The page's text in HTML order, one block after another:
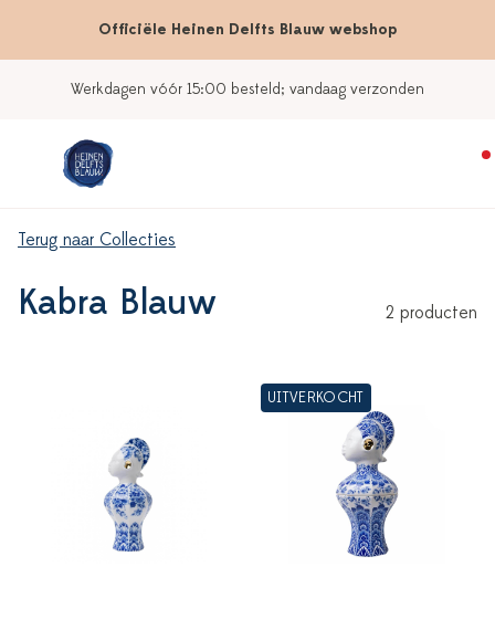
Officiële Heinen Delfts Blauw webshop
Werkdagen vóór 15:00 besteld; vandaag verzonden
Terug naar Collecties
Kabra Blauw 2 producten
UITVERKOCHT